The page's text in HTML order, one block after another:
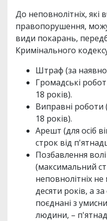
До неповнолітніх, які
правопорушення,
види покарань,
Кримінального
Штраф (за
Громадські
18 років).
Виправні роботи
18 років).
Арешт (для осіб
строк від
Позбавлення
(максимальний
неповнолітніх
десяти років, а
поєднані з
людини, –